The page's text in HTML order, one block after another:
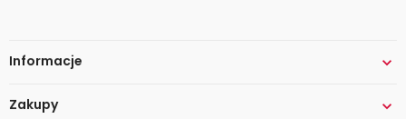
Informacje 
Zakupy 